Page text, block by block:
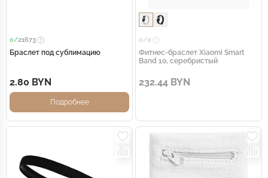
0/21673
Браслет под сублимацию
2.80 BYN
Подробнее
0/0
Фитнес-браслет Xiaomi Smart
Band 10, серебристый
232.44 BYN